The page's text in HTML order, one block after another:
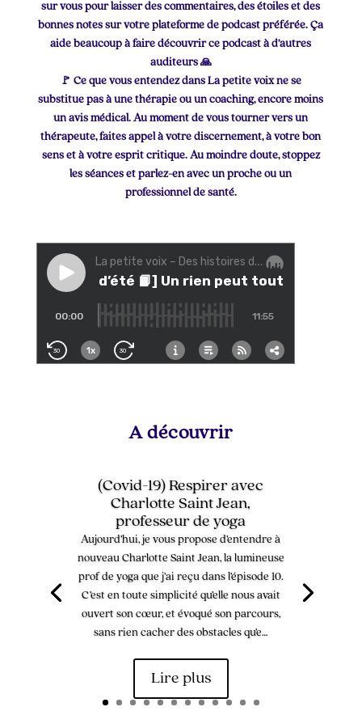
sur vous pour laisser des commentaires, des étoiles et des
bonnes notes sur votre plateforme de podcast préférée. Ça
aide beaucoup à faire découvrir ce podcast à d’autres
auditeurs 🙏
🚩 Ce que vous entendez dans La petite voix ne se
substitue pas à une thérapie ou un coaching, encore moins
un avis médical. Au moment de vous tourner vers un
thérapeute, faites appel à votre discernement, à votre bon
sens et à votre esprit critique. Au moindre doute, stoppez
les séances et parlez-en avec un proche ou un
professionnel de santé.
A découvrir
(Covid-19) Respirer avec
Charlotte Saint Jean,
professeur de yoga
Aujourd’hui, je vous propose d’entendre à
nouveau Charlotte Saint Jean, la lumineuse
prof de yoga que j’ai reçu dans l’épisode 10.
C’est en toute simplicité qu’elle nous avait
ouvert son cœur, et évoqué son parcours,
sans rien cacher des obstacles qu’e…
Lire plus